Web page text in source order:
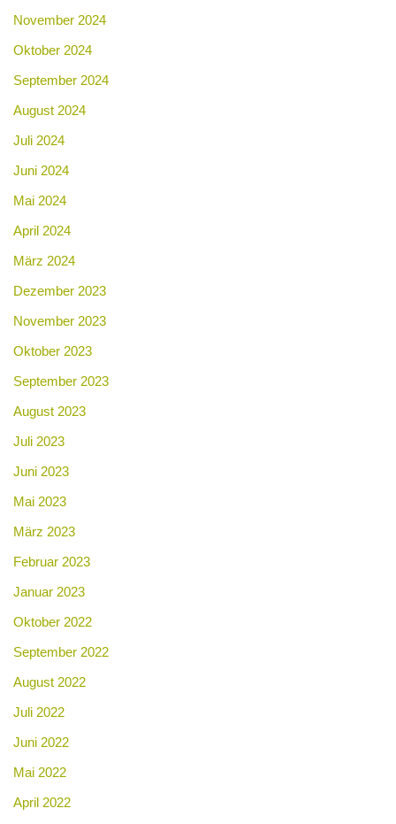
November 2024
Oktober 2024
September 2024
August 2024
Juli 2024
Juni 2024
Mai 2024
April 2024
März 2024
Dezember 2023
November 2023
Oktober 2023
September 2023
August 2023
Juli 2023
Juni 2023
Mai 2023
März 2023
Februar 2023
Januar 2023
Oktober 2022
September 2022
August 2022
Juli 2022
Juni 2022
Mai 2022
April 2022